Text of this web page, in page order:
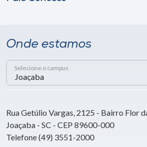
Onde estamos
Selecione o campus
Rua Getúlio Vargas, 2125 - Bairro Flor
Joaçaba - SC - CEP 89600-000
Telefone (49) 3551-2000